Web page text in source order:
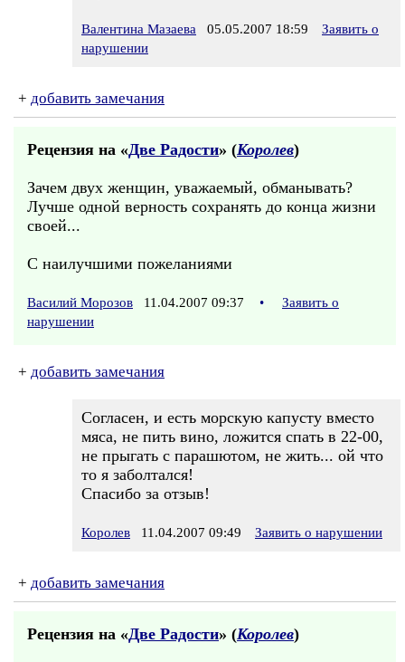
Валентина Мазаева 05.05.2007 18:59
Заявить о
нарушении
+ добавить замечания
Рецензия на «Две Радости» (Королев)
Зачем двух женщин, уважаемый, обманывать?
Лучше одной верность сохранять до конца жизни
своей...
С наилучшими пожеланиями
Василий Морозов 11.04.2007 09:37 •
Заявить о
нарушении
+ добавить замечания
Согласен, и есть морскую капусту вместо
мяса, не пить вино, ложится спать в 22-00,
не прыгать с парашютом, не жить... ой что
то я заболтался!
Спасибо за отзыв!
Королев 11.04.2007 09:49 Заявить о нарушении
+ добавить замечания
Рецензия на «Две Радости» (Королев)